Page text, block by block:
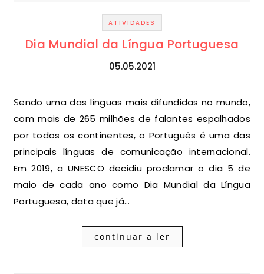
ATIVIDADES
Dia Mundial da Língua Portuguesa
05.05.2021
Sendo uma das línguas mais difundidas no mundo,
com mais de 265 milhões de falantes espalhados
por todos os continentes, o Português é uma das
principais línguas de comunicação internacional.
Em 2019, a UNESCO decidiu proclamar o dia 5 de
maio de cada ano como Dia Mundial da Língua
Portuguesa, data que já…
continuar a ler